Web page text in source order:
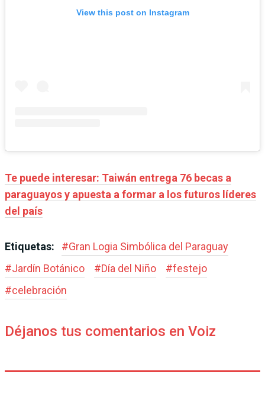
View this post on Instagram
Te puede interesar: Taiwán entrega 76 becas a
paraguayos y apuesta a formar a los futuros líderes
del país
Etiquetas: #Gran Logia Simbólica del Paraguay
#Jardín Botánico #Día del Niño #festejo
#celebración
Déjanos tus comentarios en Voiz